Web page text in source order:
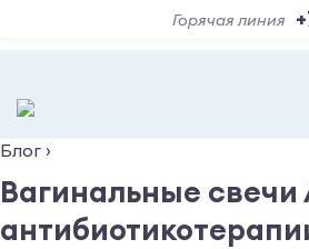
Горячая линия
Блог ›
Вагинальные свечи